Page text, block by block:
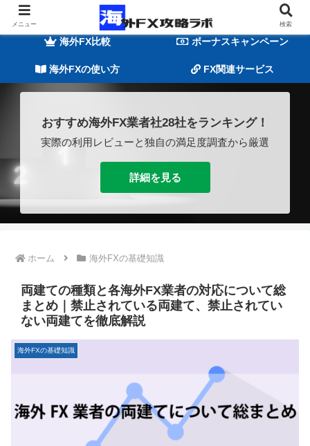
海外FXの基礎知識
海外FX比較 ボーナスキャンペーン
海外FXの使い方 FX関連サービス
おすすめ海外FX業者社28社をランキング！
実際の利用レビューと独自の満足度調査から厳選
詳細を見る
ホーム 海外FXの基礎知識
両建ての種類と各海外FX業者の対応について総
まとめ｜禁止されている両建て、禁止されてい
ない両建てを徹底解説
海外FXの基礎知識
メニュー 検索